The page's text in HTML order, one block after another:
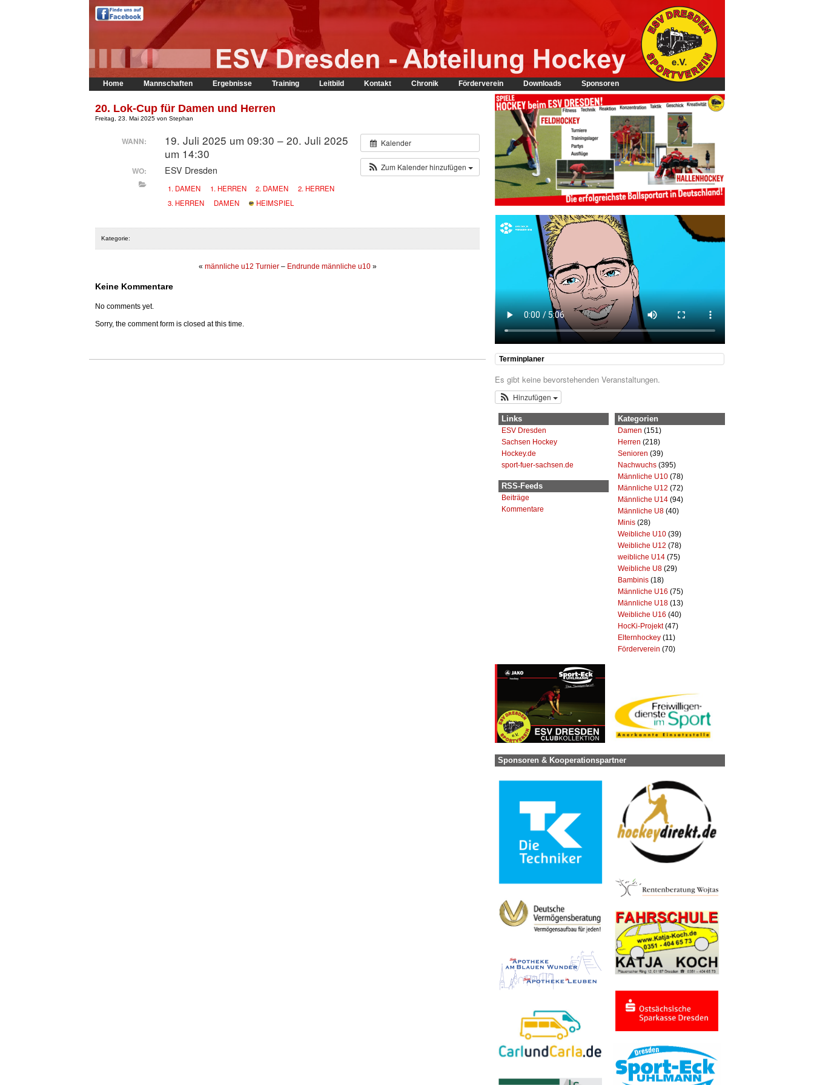
Home Mannschaften Ergebnisse Training Leitbild Kontakt Chronik Förderverein Downloads Sponsoren
Terminplaner
Es gibt keine bevorstehenden Veranstaltungen.
Hinzufügen
Kategorien
Damen (151)
Herren (218)
Senioren (39)
Nachwuchs (395)
Männliche U10 (78)
Männliche U12 (72)
Männliche U14 (94)
Männliche U8 (40)
Minis (28)
Weibliche U10 (39)
Weibliche U12 (78)
weibliche U14 (75)
Weibliche U8 (29)
Bambinis (18)
Männliche U16 (75)
Männliche U18 (13)
Weibliche U16 (40)
HocKi-Projekt(47)
Elternhockey (11)
Förderverein (70)
Links
ESV Dresden
Sachsen Hockey
Hockey.de
sport-fuer-sachsen.de
RSS-Feeds
Beiträge
Kommentare
Sponsoren & Kooperationspartner
20. Lok-Cup für Damen und Herren
Freitag, 23. Mai 2025 von Stephan
Kalender
Zum Kalender hinzufügen
WANN:
19. Juli 2025 um 09:30 – 20. Juli 2025
um 14:30
WO: ESV Dresden
1. DAMEN 1. HERREN 2. DAMEN
2. HERREN
3. HERREN
DAMEN HEIMSPIEL
Kategorie:
« männliche u12 Turnier– Endrunde männliche u10»
Keine Kommentare
No comments yet.
Sorry, the comment form is closed at this time.